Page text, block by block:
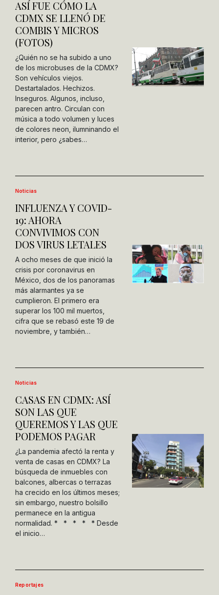
ASÍ FUE CÓMO LA
CDMX SE LLENÓ DE
COMBIS Y MICROS
(FOTOS)
¿Quién no se ha subido a uno
de los microbuses de la CDMX?
Son vehículos viejos.
Destartalados. Hechizos.
Inseguros. Algunos, incluso,
parecen antro. Circulan con
música a todo volumen y luces
de colores neon, ilumninando el
interior, pero ¿sabes…
Noticias
INFLUENZA Y COVID-
19: AHORA
CONVIVIMOS CON
DOS VIRUS LETALES
A ocho meses de que inició la
crisis por coronavirus en
México, dos de los panoramas
más alarmantes ya se
cumplieron. El primero era
superar los 100 mil muertos,
cifra que se rebasó este 19 de
noviembre, y también…
Noticias
CASAS EN CDMX: ASÍ
SON LAS QUE
QUEREMOS Y LAS QUE
PODEMOS PAGAR
¿La pandemia afectó la renta y
venta de casas en CDMX? La
búsqueda de inmuebles con
balcones, albercas o terrazas
ha crecido en los últimos meses;
sin embargo, nuestro bolsillo
permanece en la antigua
normalidad. * * * * * Desde
el inicio…
Reportajes